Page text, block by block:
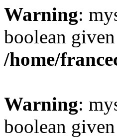
Warning:
boolean
/home/
Warning:
boolean